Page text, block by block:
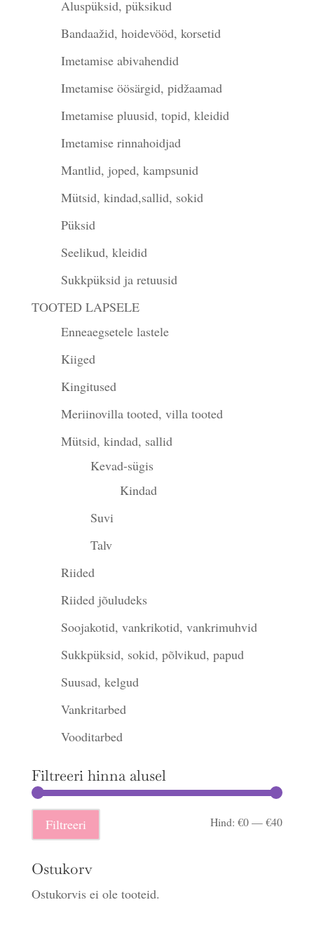
Aluspüksid, püksikud
Bandaažid, hoidevööd, korsetid
Imetamise abivahendid
Imetamise öösärgid, pidžaamad
Imetamise pluusid, topid, kleidid
Imetamise rinnahoidjad
Mantlid, joped, kampsunid
Mütsid, kindad,sallid, sokid
Püksid
Seelikud, kleidid
Sukkpüksid ja retuusid
TOOTED LAPSELE
Enneaegsetele lastele
Kiiged
Kingitused
Meriinovilla tooted, villa tooted
Mütsid, kindad, sallid
Kevad-sügis
Kindad
Suvi
Talv
Riided
Riided jõuludeks
Soojakotid, vankrikotid, vankrimuhvid
Sukkpüksid, sokid, põlvikud, papud
Suusad, kelgud
Vankritarbed
Vooditarbed
Filtreeri hinna alusel
Filtreeri Hind:€0—€40
Ostukorv
Ostukorvis ei ole tooteid.